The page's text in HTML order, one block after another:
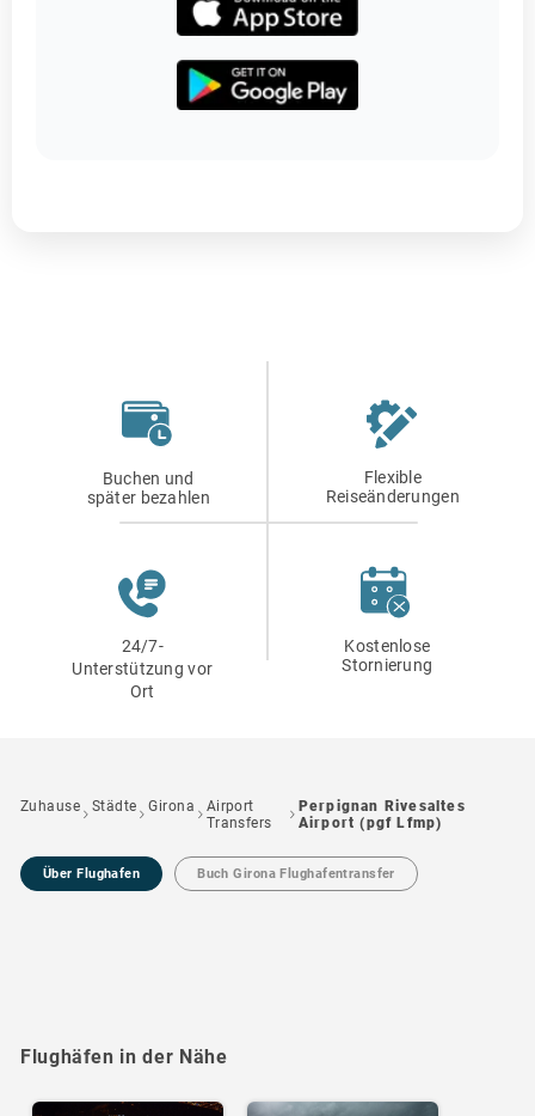
Buchen und
später bezahlen
Flexible
Reiseänderungen
Kostenlose
Stornierung
24/7-
Unterstützung vor
Ort
Zuhause Städte Girona
Airport
Transfers
Perpignan Rivesaltes
Airport (pgf Lfmp)
Über Flughafen Buch Girona Flughafentransfer
Flughäfen in der Nähe